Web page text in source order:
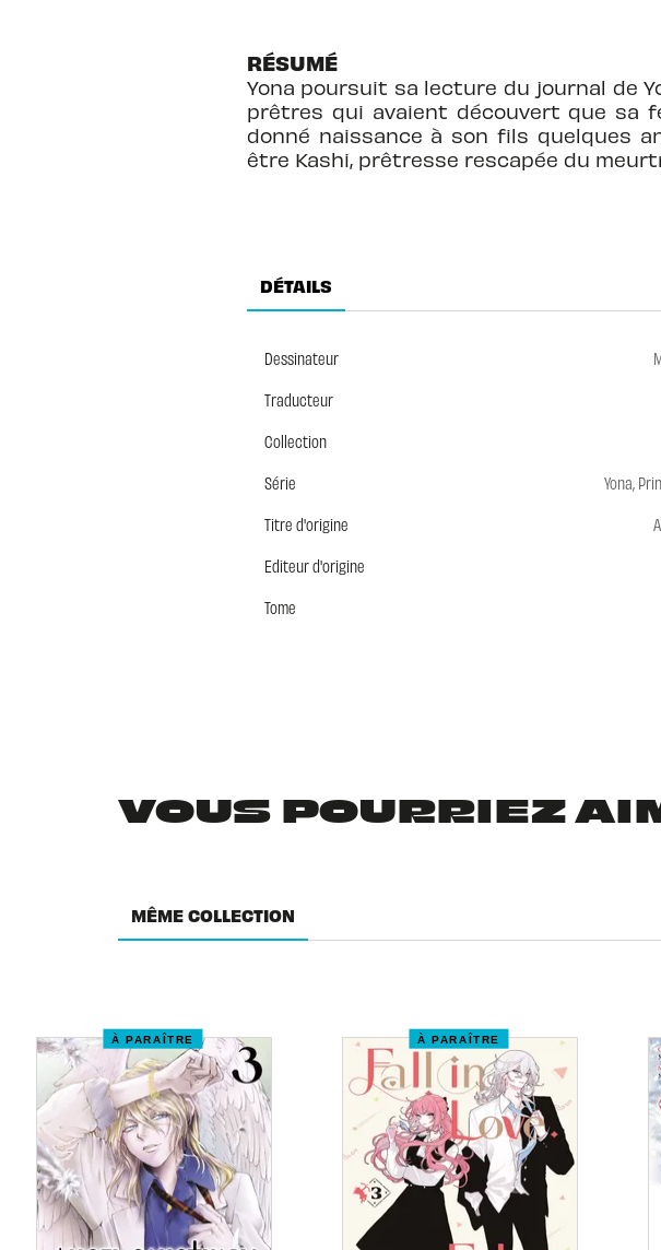
RÉSUMÉ
Yona poursuit sa lecture du journal de
prêtres qui avaient découvert que sa
donné naissance à son fils quelques
être Kashi, prêtresse rescapée du
DÉTAILS
Dessinateur
Traducteur
Collection
Série
Yona,
Titre d'origine
Editeur d'origine
Tome
VOUS POURRIEZ
MÊME COLLECTION
À PARAÎTRE À PARAÎTRE